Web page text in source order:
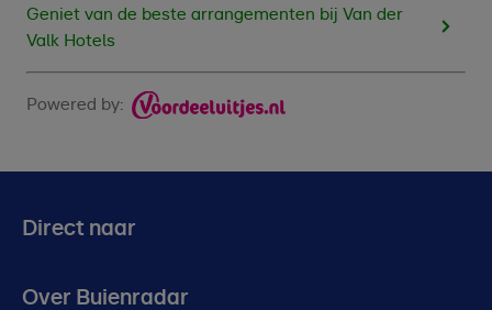
Geniet van de beste arrangementen bij Van der
Valk Hotels
Powered by:
Direct naar
Over Buienradar